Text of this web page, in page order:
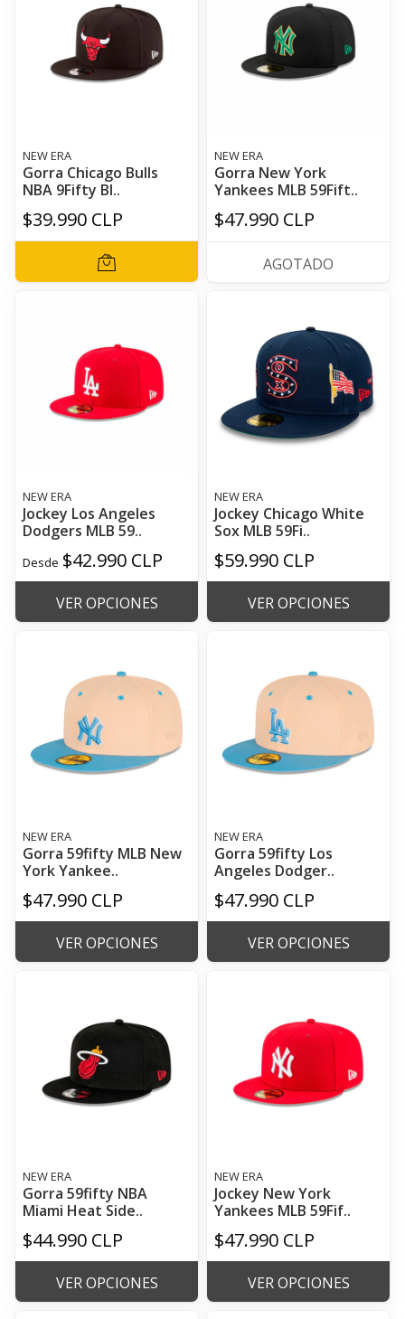
NEW ERA
Gorra Chicago Bulls
NBA 9Fifty Bl..
$39.990 CLP
NEW ERA
Gorra New York
Yankees MLB 59Fift..
$47.990 CLP
AGOTADO
NEW ERA
Jockey Los Angeles
Dodgers MLB 59..
Desde $42.990 CLP
VER OPCIONES
NEW ERA
Jockey Chicago White
Sox MLB 59Fi..
$59.990 CLP
VER OPCIONES
NEW ERA
Gorra 59fifty MLB New
York Yankee..
$47.990 CLP
VER OPCIONES
NEW ERA
Gorra 59fifty Los
Angeles Dodger..
$47.990 CLP
VER OPCIONES
NEW ERA
Gorra 59fifty NBA
Miami Heat Side..
$44.990 CLP
VER OPCIONES
NEW ERA
Jockey New York
Yankees MLB 59Fif..
$47.990 CLP
VER OPCIONES